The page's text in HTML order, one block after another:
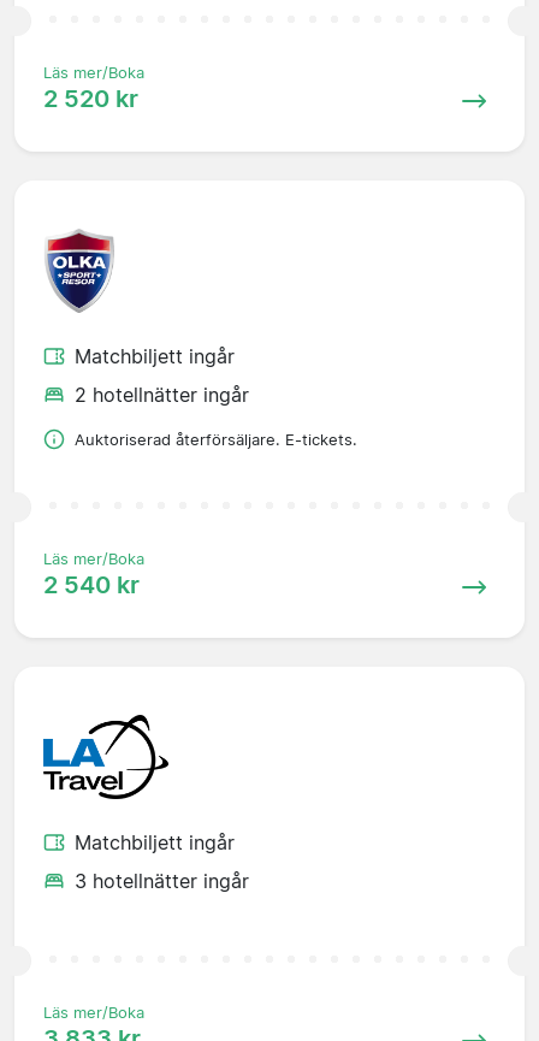
Läs mer/Boka
2 520 kr
Matchbiljett ingår
2 hotellnätter ingår
Auktoriserad återförsäljare. E-tickets.
Läs mer/Boka
2 540 kr
Matchbiljett ingår
3 hotellnätter ingår
Läs mer/Boka